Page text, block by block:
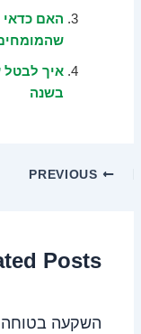
האם כדאי
איך לבטל
בשנה
Posts
השקעה